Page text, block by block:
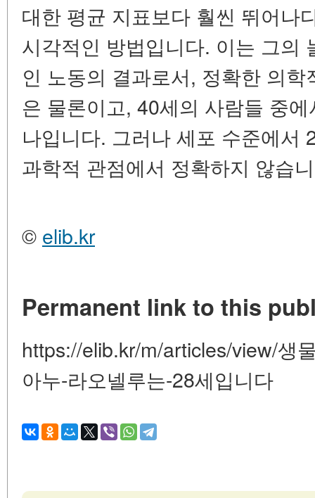
대한 평균 지표보다 훨씬 뛰어나
시각적인 방법입니다. 이는 그의
인 노동의 결과로서, 정확한 의
은 물론이고, 40세의 사람들 중
나입니다. 그러나 세포 수준에서
과학적 관점에서 정확하지 않습
© elib.kr
Permanent link to this
https://elib.kr/m/articles/view/생
아누-라오넬루는-28세입니다